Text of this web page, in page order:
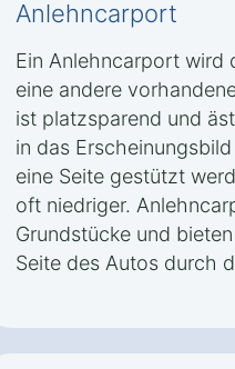
Anlehncarport
Ein Anlehncarport wird
eine andere
ist platzsparend und
in das
eine Seite gestützt
oft niedriger.
Grundstücke und
Seite des Autos durch